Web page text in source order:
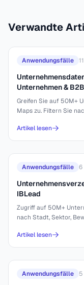
Verwandte
Anwendungsfälle 11
Unternehmen &
Greifen Sie auf 50M+
Maps zu. Filtern Sie
Artikel lesen
Anwendungsfälle 6
IBLead
Zugriff auf 50M+
nach Stadt, Sektor,
Artikel lesen
Anwendungsfälle 5